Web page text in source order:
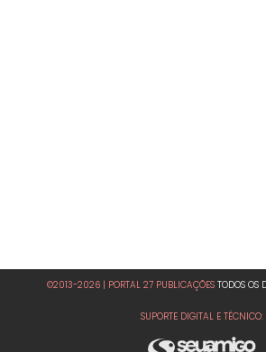
©2013-2026 | PORTAL 27 PUBLICAÇÕES TODOS OS
SUPORTE DIGITAL E TÉCNICO: